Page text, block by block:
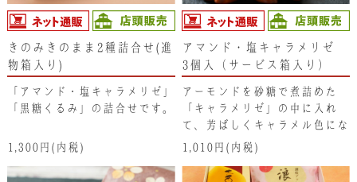
きのみきのまま2種詰合せ(進
物箱入り)
「アマンド・塩キャラメリゼ」
「黒糖くるみ」の詰合せです。
1,300円(内税)
アマンド・塩キャラメリゼ
3個入（サービス箱入り）
アーモンドを砂糖で煮詰めた
「キャラメリゼ」の中に入れ
て、芳ばしくキャラメル色にな
るまでローストしています。表
たまろやかな味わいと、カリっ
1,010円(内税)